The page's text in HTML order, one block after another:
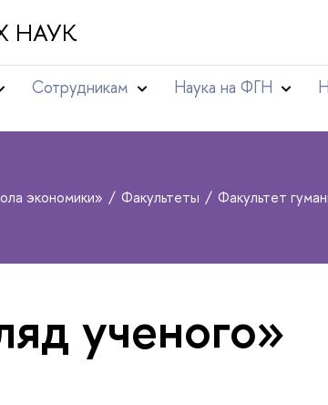
НАУК
Сотрудникам Наука на ФГН
экономики» Факультеты Факультет
ученого»